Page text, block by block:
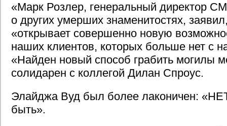
«Марк Розлер, генеральный директор
о других умерших знаменитостях,
«открывает совершенно новую
наших клиентов, которых больше нет с
«Найден новый способ грабить могилы
солидарен с коллегой Дилан Спроус.
Элайджа Вуд был более лаконичен:
быть».